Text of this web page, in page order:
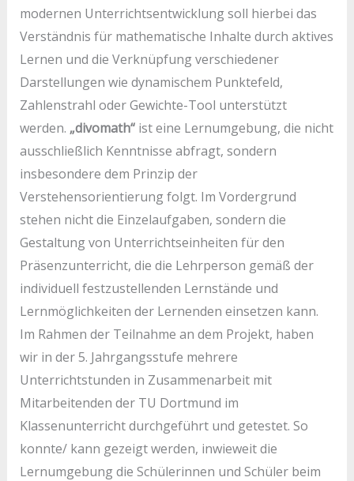
modernen Unterrichtsentwicklung soll hierbei das
Verständnis für mathematische Inhalte durch aktives
Lernen und die Verknüpfung verschiedener
Darstellungen wie dynamischem Punktefeld,
Zahlenstrahl oder Gewichte-Tool unterstützt
werden. „divomath“ ist eine Lernumgebung, die nicht
ausschließlich Kenntnisse abfragt, sondern
insbesondere dem Prinzip der
Verstehensorientierung folgt. Im Vordergrund
stehen nicht die Einzelaufgaben, sondern die
Gestaltung von Unterrichtseinheiten für den
Präsenzunterricht, die die Lehrperson gemäß der
individuell festzustellenden Lernstände und
Lernmöglichkeiten der Lernenden einsetzen kann.
Im Rahmen der Teilnahme an dem Projekt, haben
wir in der 5. Jahrgangsstufe mehrere
Unterrichtstunden in Zusammenarbeit mit
Mitarbeitenden der TU Dortmund im
Klassenunterricht durchgeführt und getestet. So
konnte/ kann gezeigt werden, inwieweit die
Lernumgebung die Schülerinnen und Schüler beim